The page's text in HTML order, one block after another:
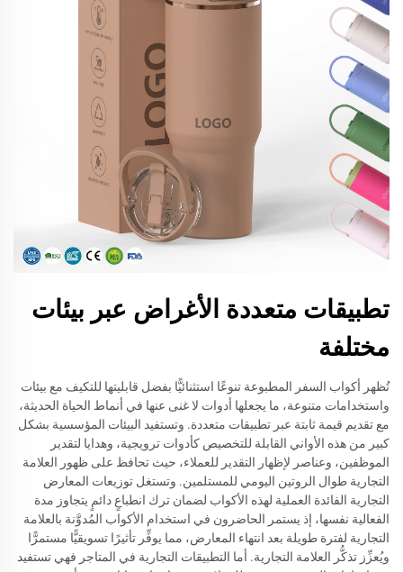
تطبيقات متعددة الأغراض عبر بيئات
مختلفة
تُظهر أكواب السفر المطبوعة تنوعًا استثنائيًّا بفضل قابليتها للتكيف مع بيئات
واستخدامات متنوعة، ما يجعلها أدوات لا غنى عنها في أنماط الحياة الحديثة،
مع تقديم قيمة ثابتة عبر تطبيقات متعددة. وتستفيد البيئات المؤسسية بشكل
كبير من هذه الأواني القابلة للتخصيص كأدوات ترويجية، وهدايا لتقدير
الموظفين، وعناصر لإظهار التقدير للعملاء، حيث تحافظ على ظهور العلامة
التجارية طوال الروتين اليومي للمستلمين. وتستغل توزيعات المعارض
التجارية الفائدة العملية لهذه الأكواب لضمان ترك انطباعٍ دائمٍ يتجاوز مدة
الفعالية نفسها، إذ يستمر الحاضرون في استخدام الأكواب المُدوَّنة بالعلامة
التجارية لفترة طويلة بعد انتهاء المعارض، مما يوفِّر تأثيرًا تسويقيًّا مستمرًّا
ويُعزِّز تذكُّر العلامة التجارية. أما التطبيقات التجارية في المتاجر فهي تستفيد